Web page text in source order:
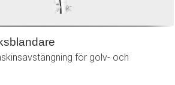
för golv- och